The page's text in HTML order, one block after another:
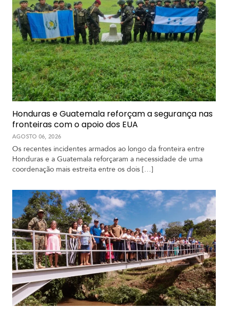
Honduras e Guatemala reforçam a segurança nas
fronteiras com o apoio dos EUA
AGOSTO 06, 2026
Os recentes incidentes armados ao longo da fronteira entre
Honduras e a Guatemala reforçaram a necessidade de uma
coordenação mais estreita entre os dois […]